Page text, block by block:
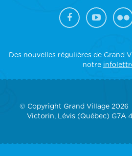
Des nouvelles régulières de Grand
notre
© Copyright Grand Village 2026
Victorin, Lévis (Québec) G7A